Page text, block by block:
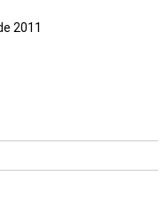
2011